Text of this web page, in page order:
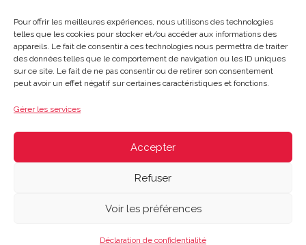
Pour offrir les meilleures expériences, nous utilisons des technologies
telles que les cookies pour stocker et/ou accéder aux informations des
appareils. Le fait de consentir à ces technologies nous permettra de traiter
des données telles que le comportement de navigation ou les ID uniques
sur ce site. Le fait de ne pas consentir ou de retirer son consentement
peut avoir un effet négatif sur certaines caractéristiques et fonctions.
Gérer les services
Accepter
Refuser
Voir les préférences
Déclaration de confidentialité
5
Gosset Matériaux 2023 © Tous droits réservés |Mentions
Le samedi : 8h-12h